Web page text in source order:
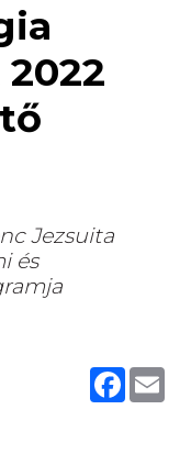
Jezsuita
és
Facebook